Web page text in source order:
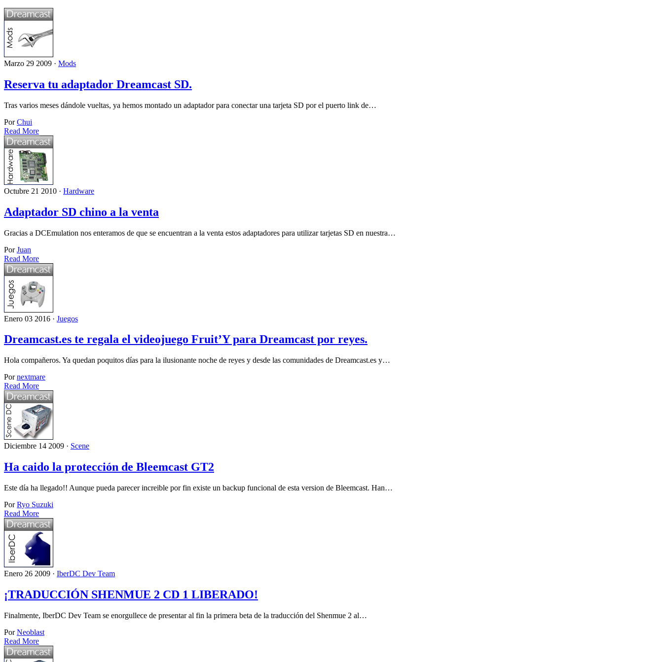
Marzo 29 2009 · Mods
Reserva tu adaptador Dreamcast SD.
Tras varios meses dándole vueltas, ya hemos montado un adaptador para conectar una tarjeta SD por el puerto link de…
PorChui
Read More
Octubre 21 2010 · Hardware
Adaptador SD chino a la venta
Gracias a DCEmulation nos enteramos de que se encuentran a la venta estos adaptadores para utilizar tarjetas SD en nuestra…
PorJuan
Read More
Enero 03 2016 · Juegos
Dreamcast.es te regala el videojuego Fruit’Y para Dreamcast por reyes.
Hola compañeros. Ya quedan poquitos días para la ilusionante noche de reyes y desde las comunidades de Dreamcast.es y…
Pornextmare
Read More
Diciembre 14 2009 · Scene
Ha caido la protección de Bleemcast GT2
Este día ha llegado!! Aunque pueda parecer increible por fin existe un backup funcional de esta version de Bleemcast. Han…
PorRyo Suzuki
Read More
Enero 26 2009 · IberDC Dev Team
¡TRADUCCIÓN SHENMUE 2 CD 1 LIBERADO!
Finalmente, IberDC Dev Team se enorgullece de presentar al fin la primera beta de la traducción del Shenmue 2 al…
PorNeoblast
Read More